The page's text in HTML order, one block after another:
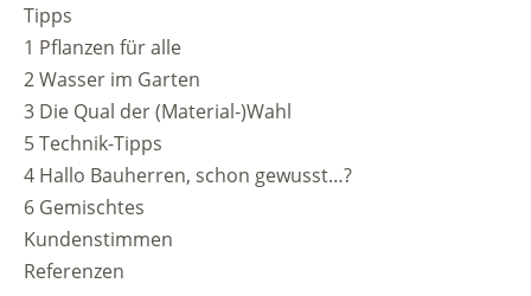
Tipps
1 Pflanzen für alle
2 Wasser im Garten
3 Die Qual der (Material-)Wahl
5 Technik-Tipps
4 Hallo Bauherren, schon gewusst…?
6 Gemischtes
Kundenstimmen
Referenzen